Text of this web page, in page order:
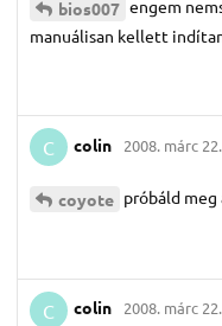
bios007 engem
manuálisan kellett
C colin 2008. márc 22.
coyote próbáld meg
C colin 2008. márc 22.